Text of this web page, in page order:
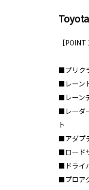
［
■プリク
■レーン
■レーン
■レーダ
ト
■アダプ
■ロード
■ドライ
■プロア